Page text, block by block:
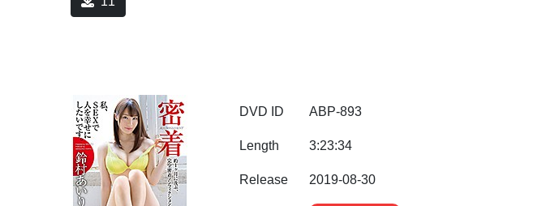
DVD ID ABP-893
Length 3:23:34
Release 2019-08-30